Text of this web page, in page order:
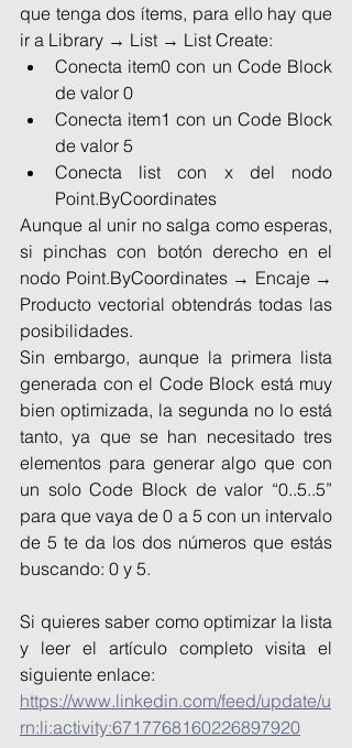
que tenga dos ítems, para ello hay que
ir a Library → List → List Create:
Conecta item0 con un Code Block
de valor 0
Conecta item1 con un Code Block
de valor 5
Conecta list con x del nodo
Point.ByCoordinates
Aunque al unir no salga como esperas,
si pinchas con botón derecho en el
nodo Point.ByCoordinates → Encaje →
Producto vectorial obtendrás todas las
posibilidades.
Sin embargo, aunque la primera lista
generada con el Code Block está muy
bien optimizada, la segunda no lo está
tanto, ya que se han necesitado tres
elementos para generar algo que con
un solo Code Block de valor “0..5..5”
para que vaya de 0 a 5 con un intervalo
de 5 te da los dos números que estás
buscando: 0 y 5.
Si quieres saber como optimizar la lista
y leer el artículo completo visita el
siguiente enlace:
https://www.linkedin.com/feed/update/u
rn:li:activity:6717768160226897920